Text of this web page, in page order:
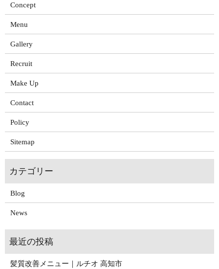
Concept
Menu
Gallery
Recruit
Make Up
Contact
Policy
Sitemap
Blog
News
髪質改善メニュー｜ルチオ 高知市